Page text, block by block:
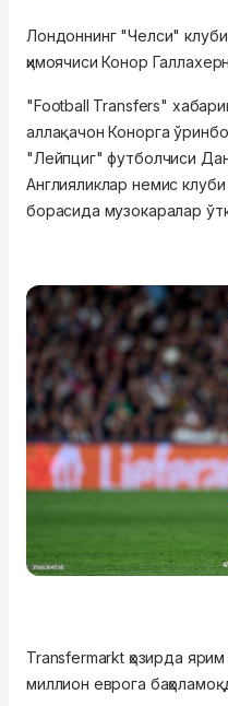
Лондоннинг "Челси"
ҳимоячиси Конор
"Football Transfers"
аллақачон Конорга
"Лейпциг" футболчиси
Англияликлар немис
борасида музокаралар
Transfermarkt ҳозирда
миллион еврога